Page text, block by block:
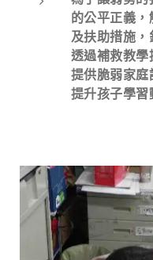
的公平正義
及扶助措施
透過補救教學
提供脆弱家
提升孩子學習